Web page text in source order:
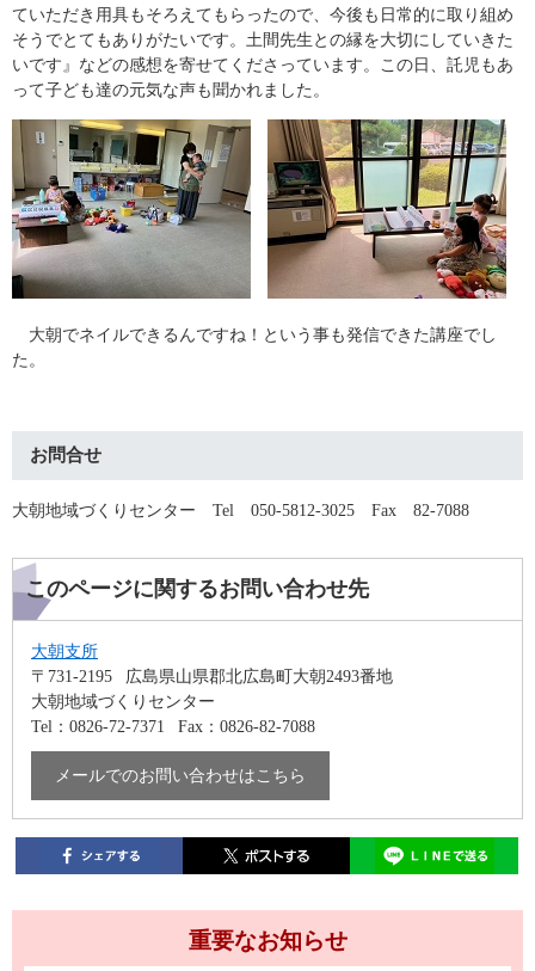
重要なお知らせ
ていただき用具もそろえてもらったので、今後も日常的に取り組め
そうでとてもありがたいです。土間先生との縁を大切にしていきた
いです』などの感想を寄せてくださっています。この日、託児もあ
って子ども達の元気な声も聞かれました。
大朝でネイルできるんですね！という事も発信できた講座でし
た。
お問合せ
大朝地域づくりセンター Tel 050-5812-3025 Fax 82-7088
このページに関するお問い合わせ先
大朝支所
〒731-2195
広島県山県郡北広島町大朝2493番地
大朝地域づくりセンター
Tel：0826-72-7371
Fax：0826-82-7088
メールでのお問い合わせはこちら